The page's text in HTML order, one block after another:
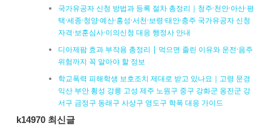
국가유공자 신청 방법과 등록 절차 총정리｜청주·천안·아산·평
택·세종·청양·예산·홍성·서천·보령·태안·충주 국가유공자 신청
자격·보훈심사·이의신청 대응 행정사 안내
디아제팜 효과 부작용 총정리 | 먹으면 졸린 이유와 운전·음주
위험까지 꼭 알아야 할 정보
학교폭력 피해학생 보호조치 제대로 받고 있나요｜고령 문경
익산 부안 횡성 강릉 고성 제주 노원구 중구 강화군 옹진군 강
서구 금정구 동래구 사상구 영도구 학폭 대응 가이드
k14970 최신글